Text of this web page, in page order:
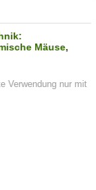
Verwendung nur mit
Mäuse,